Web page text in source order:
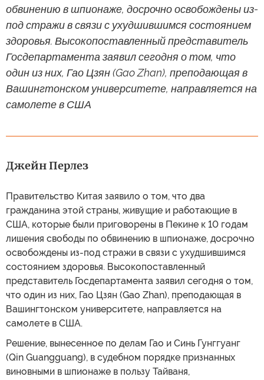
обвинению в шпионаже, досрочно освобождены из-
под стражи в связи с ухудшившимся состоянием
здоровья. Высокопоставленный представитель
Госдепартамента заявил сегодня о том, что
один из них, Гао Цзян (Gao Zhan), преподающая в
Вашингтонском университете, направляется на
самолете в США
Джейн Перлез
Правительство Китая заявило о том, что два
гражданина этой страны, живущие и работающие в
США, которые были приговорены в Пекине к 10 годам
лишения свободы по обвинению в шпионаже, досрочно
освобождены из-под стражи в связи с ухудшившимся
состоянием здоровья. Высокопоставленный
представитель Госдепартамента заявил сегодня о том,
что один из них, Гао Цзян (Gao Zhan), преподающая в
Вашингтонском университете, направляется на
самолете в США.
Решение, вынесенное по делам Гао и Синь Гунггуанг
(Qin Guangguang), в судебном порядке признанных
виновными в шпионаже в пользу Тайваня,